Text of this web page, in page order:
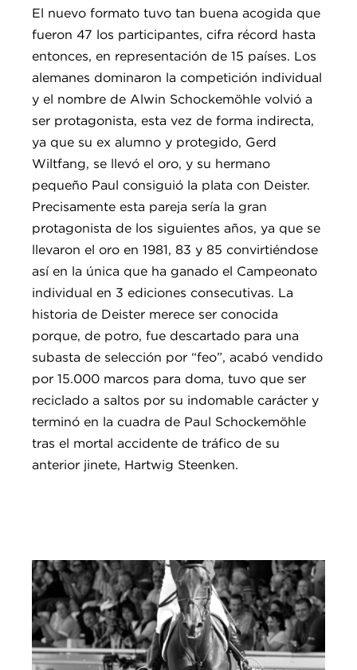
El nuevo formato tuvo tan buena acogida que
fueron 47 los participantes, cifra récord hasta
entonces, en representación de 15 países. Los
alemanes dominaron la competición individual
y el nombre de Alwin Schockemöhle volvió a
ser protagonista, esta vez de forma indirecta,
ya que su ex alumno y protegido, Gerd
Wiltfang, se llevó el oro, y su hermano
pequeño Paul consiguió la plata con Deister.
Precisamente esta pareja sería la gran
protagonista de los siguientes años, ya que se
llevaron el oro en 1981, 83 y 85 convirtiéndose
así en la única que ha ganado el Campeonato
individual en 3 ediciones consecutivas. La
historia de Deister merece ser conocida
porque, de potro, fue descartado para una
subasta de selección por “feo”, acabó vendido
por 15.000 marcos para doma, tuvo que ser
reciclado a saltos por su indomable carácter y
terminó en la cuadra de Paul Schockemöhle
tras el mortal accidente de tráfico de su
anterior jinete, Hartwig Steenken.